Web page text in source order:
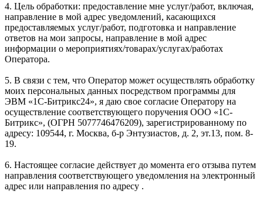
4. Цель обработки: предоставление мне услуг/работ, включая,
направление в мой адрес уведомлений, касающихся
предоставляемых услуг/работ, подготовка и направление
ответов на мои запросы, направление в мой адрес
информации о мероприятиях/товарах/услугах/работах
Оператора.
5. В связи с тем, что Оператор может осуществлять обработку
моих персональных данных посредством программы для
ЭВМ «1С-Битрикс24», я даю свое согласие Оператору на
осуществление соответствующего поручения ООО «1С-
Битрикс», (ОГРН 5077746476209), зарегистрированному по
адресу: 109544, г. Москва, б-р Энтузиастов, д. 2, эт.13, пом. 8-
19.
6. Настоящее согласие действует до момента его отзыва путем
направления соответствующего уведомления на электронный
адрес или направления по адресу .